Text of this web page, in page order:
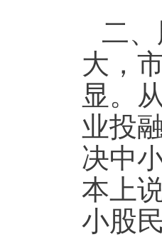
二、
大，
显。
业投
决中
本上
小股